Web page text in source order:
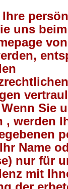
uns
Sie
, werden
Name
nur für
mit